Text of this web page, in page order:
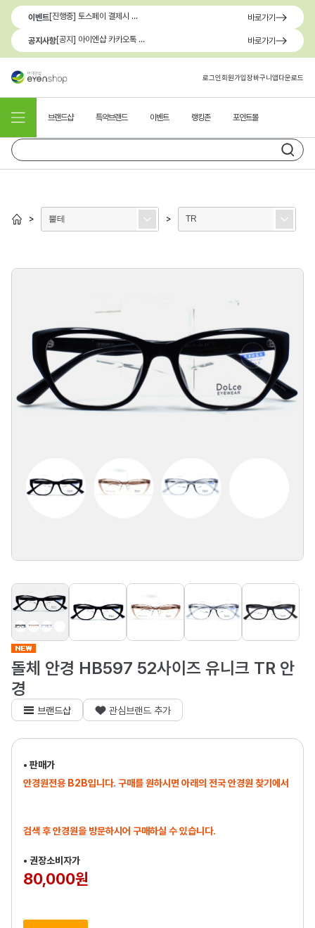
이벤트 [진행중] 토스페이 결제시 최대 1.3만원 혜택 바로가기
공지사항 [공지] 아이엔샵 카카오톡 1:1 문의 채널 이용 안내 바로가기
로그인회원가입장바구니앱다운로드
브랜드샵 특약브랜드 이벤트 랭킹존 포인트몰
> 뿔테 > TR
돌체 안경 HB597 52사이즈 유니크 TR 안
경
브랜드샵 관심브랜드 추가
• 판매가
안경원전용 B2B입니다. 구매를 원하시면 아래의 전국 안경원 찾기에서
검색 후 안경원을 방문하시어 구매하실 수 있습니다.
• 권장소비자가
80,000원